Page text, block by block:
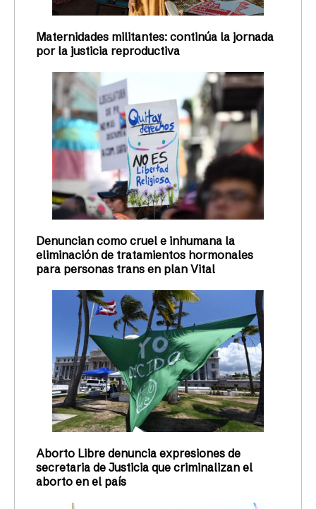
Maternidades militantes: continúa la jornada
por la justicia reproductiva
Denuncian como cruel e inhumana la
eliminación de tratamientos hormonales
para personas trans en plan Vital
Aborto Libre denuncia expresiones de
secretaria de Justicia que criminalizan el
aborto en el país